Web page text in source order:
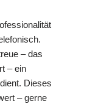
– das
– ein
Dieses
– gerne